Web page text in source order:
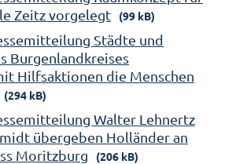
Zeitz vorgelegt
(99 kB)
Städte und
Burgenlandkreises
Hilfsaktionen die Menschen
(294 kB)
Walter Lehnertz
übergeben Holländer an
Moritzburg
(206 kB)